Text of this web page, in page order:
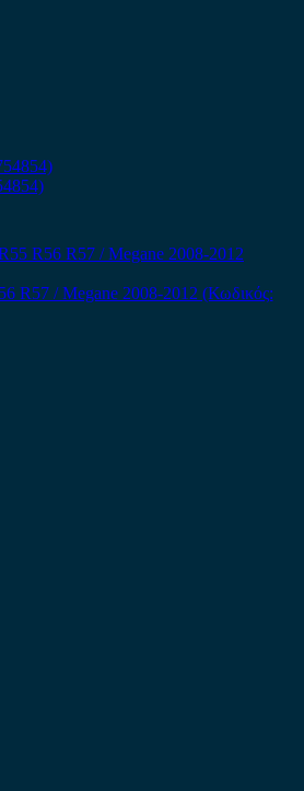
R57 / Megane 2008-2012 (Κωδικός: